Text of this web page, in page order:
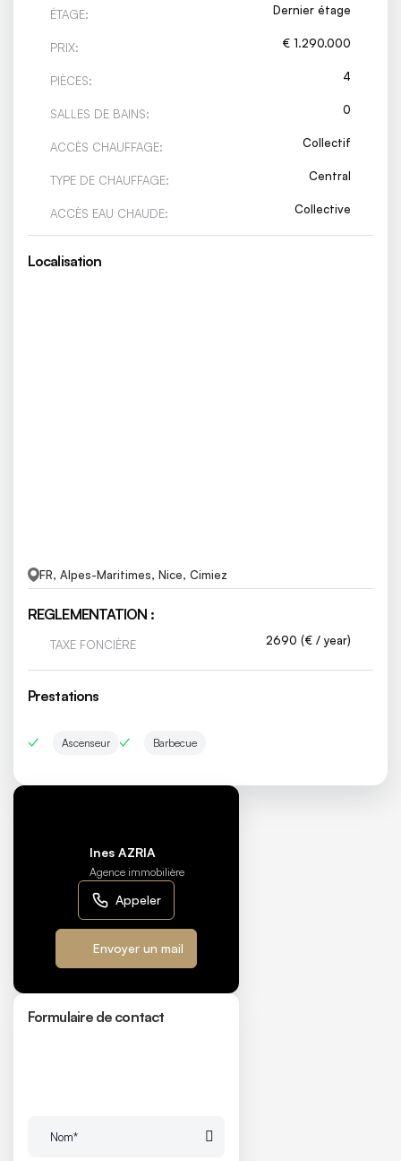
ÉTAGE: Dernier étage
PRIX: € 1.290.000
PIÈCES: 4
SALLES DE BAINS: 0
ACCÈS CHAUFFAGE: Collectif
TYPE DE CHAUFFAGE: Central
ACCÈS EAU CHAUDE: Collective
Localisation
FR, Alpes-Maritimes, Nice, Cimiez
REGLEMENTATION :
TAXE FONCIÈRE 2690 (€ / year)
Prestations
Ascenseur Barbecue
Ines AZRIA
Agence immobilière
Appeler
Envoyer un mail
Formulaire de contact